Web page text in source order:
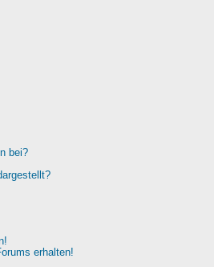
bei?
erhalten!